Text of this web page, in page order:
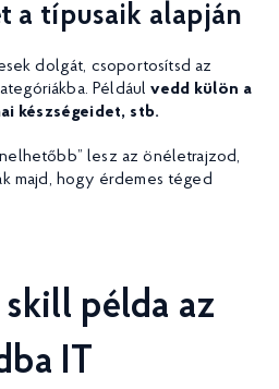
a típusaik alapján
dolgát, csoportosítsd az
Példáulvedd külön a
készségeidet, stb.
lesz az önéletrajzod,
majd, hogy érdemes téged
skill példa az
IT